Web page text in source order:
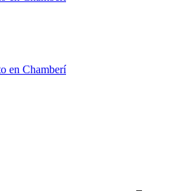
–